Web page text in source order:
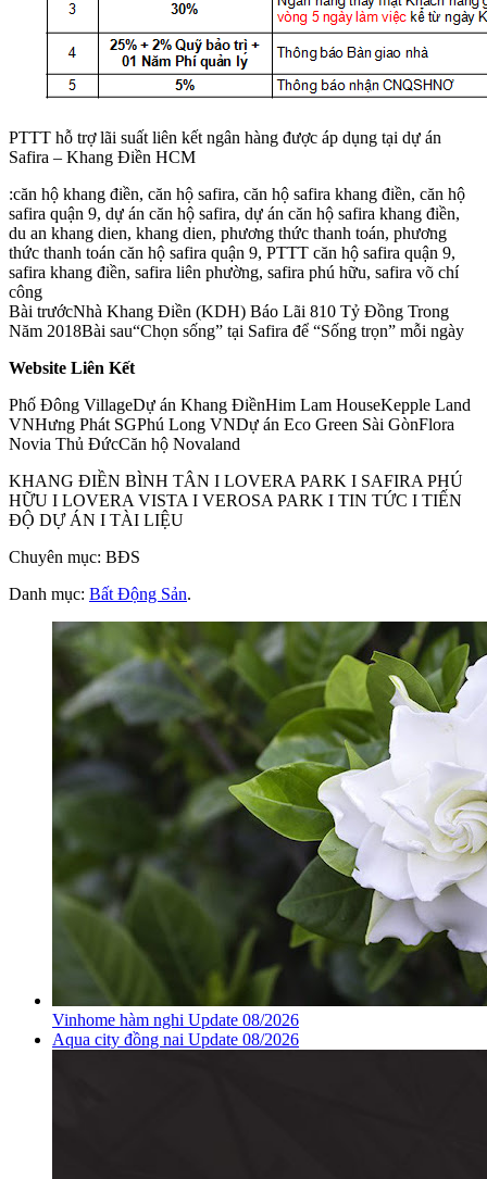
PTTT hỗ trợ lãi suất liên kết ngân hàng được áp dụng tại dự án
Safira – Khang Điền HCM
:căn hộ khang điền, căn hộ safira, căn hộ safira khang điền, căn hộ
safira quận 9, dự án căn hộ safira, dự án căn hộ safira khang điền,
du an khang dien, khang dien, phương thức thanh toán, phương
thức thanh toán căn hộ safira quận 9, PTTT căn hộ safira quận 9,
safira khang điền, safira liên phường, safira phú hữu, safira võ chí
công
Bài trướcNhà Khang Điền (KDH) Báo Lãi 810 Tỷ Đồng Trong
Năm 2018Bài sau“Chọn sống” tại Safira để “Sống trọn” mỗi ngày
Website Liên Kết
Phố Đông VillageDự án Khang ĐiềnHim Lam HouseKepple Land
VNHưng Phát SGPhú Long VNDự án Eco Green Sài GònFlora
Novia Thủ ĐứcCăn hộ Novaland
KHANG ĐIỀN BÌNH TÂN I LOVERA PARK I SAFIRA PHÚ
HỮU I LOVERA VISTA I VEROSA PARK I TIN TỨC I TIẾN
ĐỘ DỰ ÁN I TÀI LIỆU
Chuyên mục: BĐS
Danh mục: Bất Động Sản.
Vinhome hàm nghi Update 08/2026
Aqua city đồng nai Update 08/2026